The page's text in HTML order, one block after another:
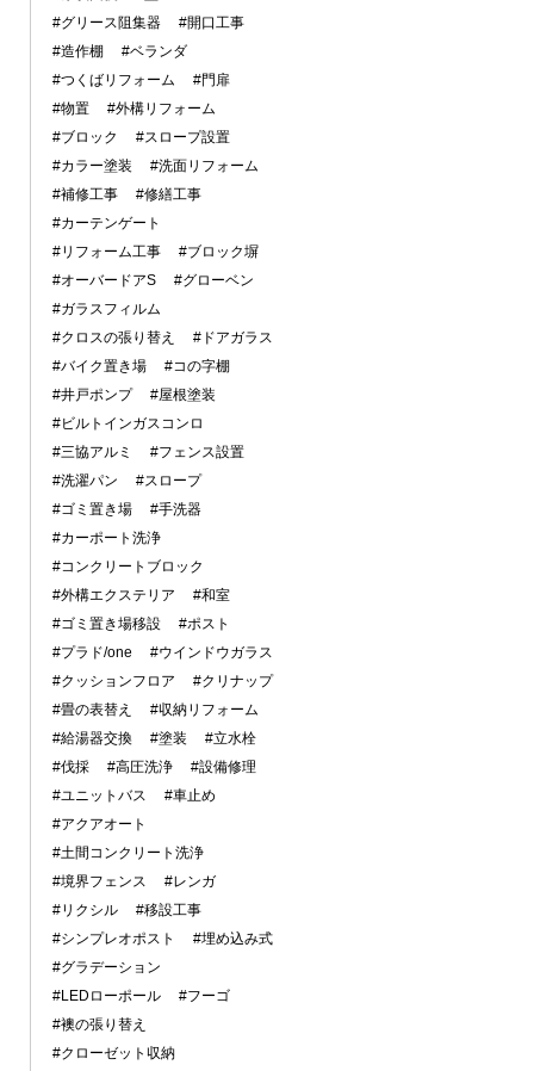
#グリース阻集器
#開口工事
#造作棚
#ベランダ
#つくばリフォーム
#門扉
#物置
#外構リフォーム
#ブロック
#スロープ設置
#カラー塗装
#洗面リフォーム
#補修工事
#修繕工事
#カーテンゲート
#リフォーム工事
#ブロック塀
#オーバードアS
#グローベン
#ガラスフィルム
#クロスの張り替え
#ドアガラス
#バイク置き場
#コの字棚
#井戸ポンプ
#屋根塗装
#ビルトインガスコンロ
#三協アルミ
#フェンス設置
#洗濯パン
#スロープ
#ゴミ置き場
#手洗器
#カーポート洗浄
#コンクリートブロック
#外構エクステリア
#和室
#ゴミ置き場移設
#ポスト
#プラド/one
#ウインドウガラス
#クッションフロア
#クリナップ
#畳の表替え
#収納リフォーム
#給湯器交換
#塗装
#立水栓
#伐採
#高圧洗浄
#設備修理
#ユニットバス
#車止め
#アクアオート
#土間コンクリート洗浄
#境界フェンス
#レンガ
#リクシル
#移設工事
#シンプレオポスト
#埋め込み式
#グラデーション
#LEDローポール
#フーゴ
#襖の張り替え
#クローゼット収納